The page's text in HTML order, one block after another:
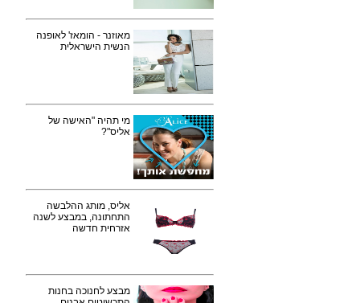
מאוזנר - הומאז' לאופנה
הנשית הישראלית
מי תהיה "האישה של
אליס"?
אליס, מותג ההלבשה
התחתונה, במבצע לשנה
אזרחית חדשה
מבצע לחנוכה בחנות